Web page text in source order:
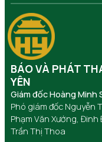
BÁO VÀ PHÁT
YÊN
Giám đốc Hoàng Minh
Phó giám đốc Nguyễn
Phạm Văn Xướng, Đinh
Trần Thị Thoa